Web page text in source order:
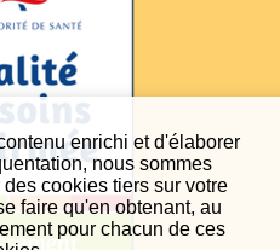
enrichi et d'élaborer
nous sommes
cookies tiers sur votre
faire qu'en obtenant, au
pour chacun de ces